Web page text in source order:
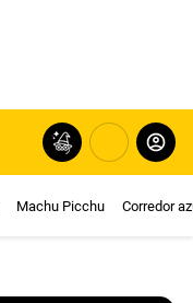
Machu Picchu Corredor